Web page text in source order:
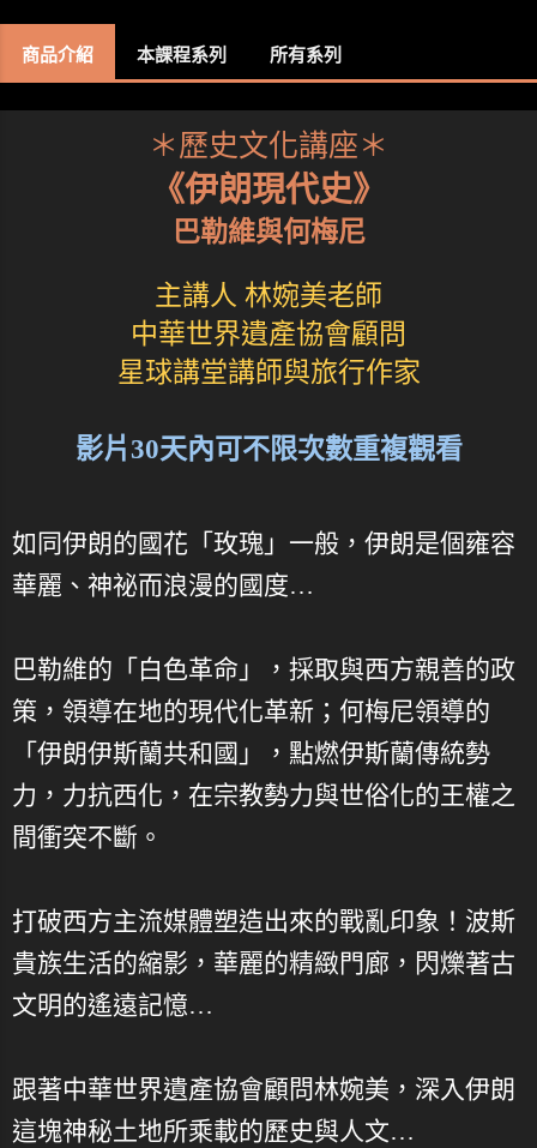
商品介紹 本課程系列 所有系列
＊歷史文化講座＊
《伊朗現代史》
巴勒維與何梅尼
主講人 林婉美老師
中華世界遺產協會顧問
星球講堂講師與旅行作家
影片30天內可不限次數重複觀看
如同伊朗的國花「玫瑰」一般，伊朗是個雍容
華麗、神祕而浪漫的國度…
巴勒維的「白色革命」，採取與西方親善的政
策，領導在地的現代化革新；何梅尼領導的
「伊朗伊斯蘭共和國」，點燃伊斯蘭傳統勢
力，力抗西化，在宗教勢力與世俗化的王權之
間衝突不斷。
打破西方主流媒體塑造出來的戰亂印象！波斯
貴族生活的縮影，華麗的精緻門廊，閃爍著古
文明的遙遠記憶…
跟著中華世界遺產協會顧問林婉美，深入伊朗
這塊神秘土地所乘載的歷史與人文…